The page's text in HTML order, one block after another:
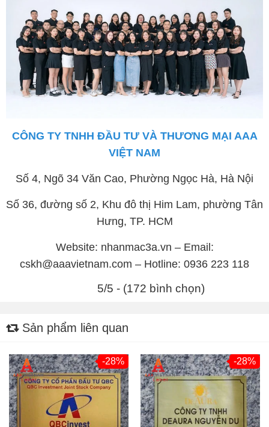
CÔNG TY TNHH ĐẦU TƯ VÀ THƯƠNG MẠI AAA
VIỆT NAM
Số 4, Ngõ 34 Văn Cao, Phường Ngọc Hà, Hà Nội
Số 36, đường số 2, Khu đô thị Him Lam, phường Tân
Hưng, TP. HCM
Website: nhanmac3a.vn – Email:
cskh@aaavietnam.com – Hotline: 0936 223 118
5/5 - (172 bình chọn)
Sản phẩm liên quan
-28% -28%